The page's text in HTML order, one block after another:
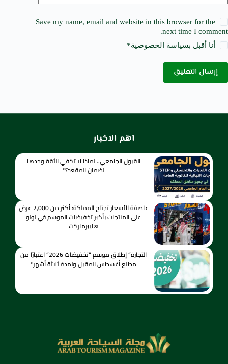
Save my name, email and website in this browser for the
next time I comment.
أنا أقبل بسياسة الخصوصية*
إرسال التعليق
اهم الاخبار
القبول الجامعي.. لماذا لا تكفي الثقة وحدها
لضمان المقعد؟*
عاصفة الأسعار تجتاح المملكة: أكثر من 2,000 عرض
على المنتجات بأكبر تخفيضات الموسم في لولو
هايبرماركت
التجارة” إطلاق موسم “تخفيضات 2026” اعتبارًا من
مطلع أغسطس المقبل ولمدة ثلاثة أشهر*